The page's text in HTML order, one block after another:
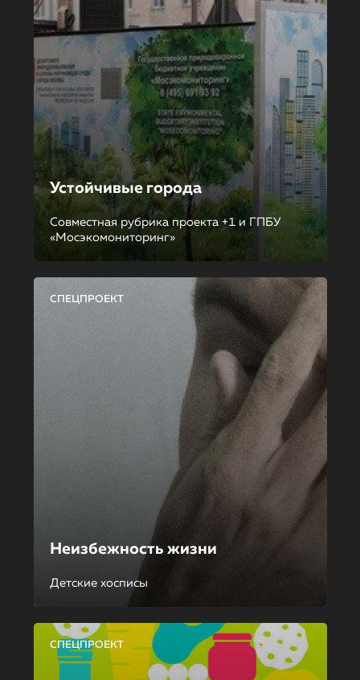
Устойчивые города
Совместная рубрика проекта +1 и ГПБУ
«Мосэкомониторинг»
СПЕЦПРОЕКТ
Неизбежность жизни
Детские хосписы
СПЕЦПРОЕКТ